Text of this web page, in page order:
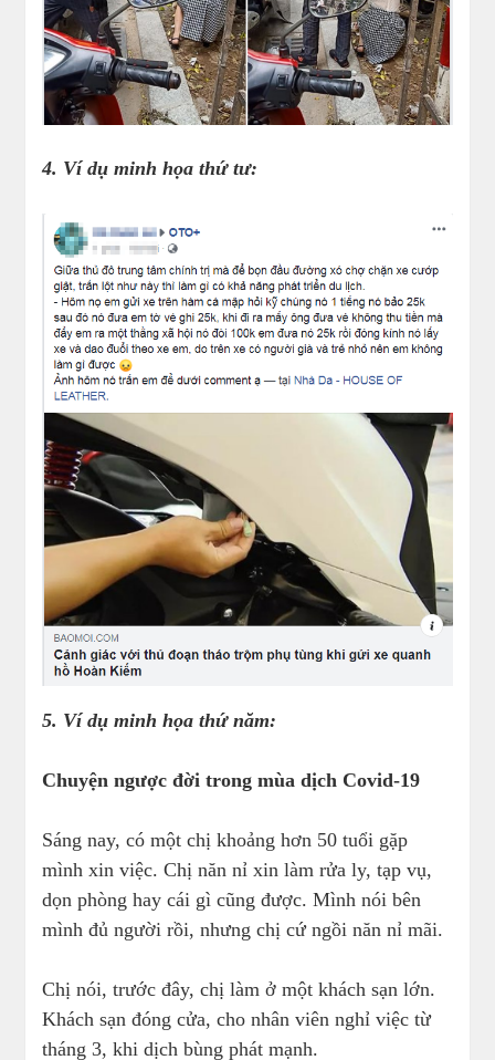
4. Ví dụ minh họa thứ tư:
5. Ví dụ minh họa thứ năm:
Chuyện ngược đời trong mùa dịch Covid-19
Sáng nay, có một chị khoảng hơn 50 tuổi gặp
mình xin việc. Chị năn nỉ xin làm rửa ly, tạp vụ,
dọn phòng hay cái gì cũng được. Mình nói bên
mình đủ người rồi, nhưng chị cứ ngồi năn nỉ mãi.
Chị nói, trước đây, chị làm ở một khách sạn lớn.
Khách sạn đóng cửa, cho nhân viên nghỉ việc từ
tháng 3, khi dịch bùng phát mạnh.